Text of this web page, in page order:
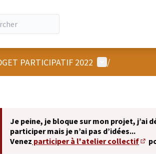
PARTICIPATIF 2022 Menu utilisateur
/
Je peine, je bloque sur mon projet, j’ai
participer mais je n’ai pas d’idées...
Venez participer à l'atelier collectif